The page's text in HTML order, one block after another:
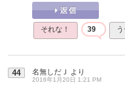
それな！ 39
44 名無しだＪ より
2016年1月20日 1:21 PM